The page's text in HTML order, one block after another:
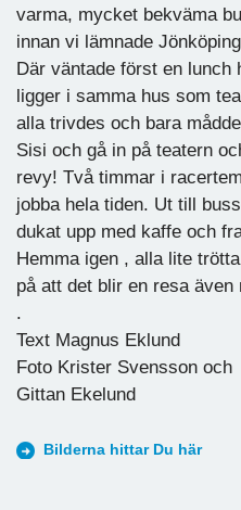
varma, mycket bekväma
innan vi lämnade
Där väntade först en lunch
ligger i samma hus som
alla trivdes och bara
Sisi och gå in på teatern
revy! Två timmar i
jobba hela tiden. Ut till
dukat upp med kaffe och
Hemma igen , alla lite
på att det blir en resa även
.
Text Magnus Eklund
Foto Krister Svensson och
Gittan Ekelund
Bilderna hittar Du här